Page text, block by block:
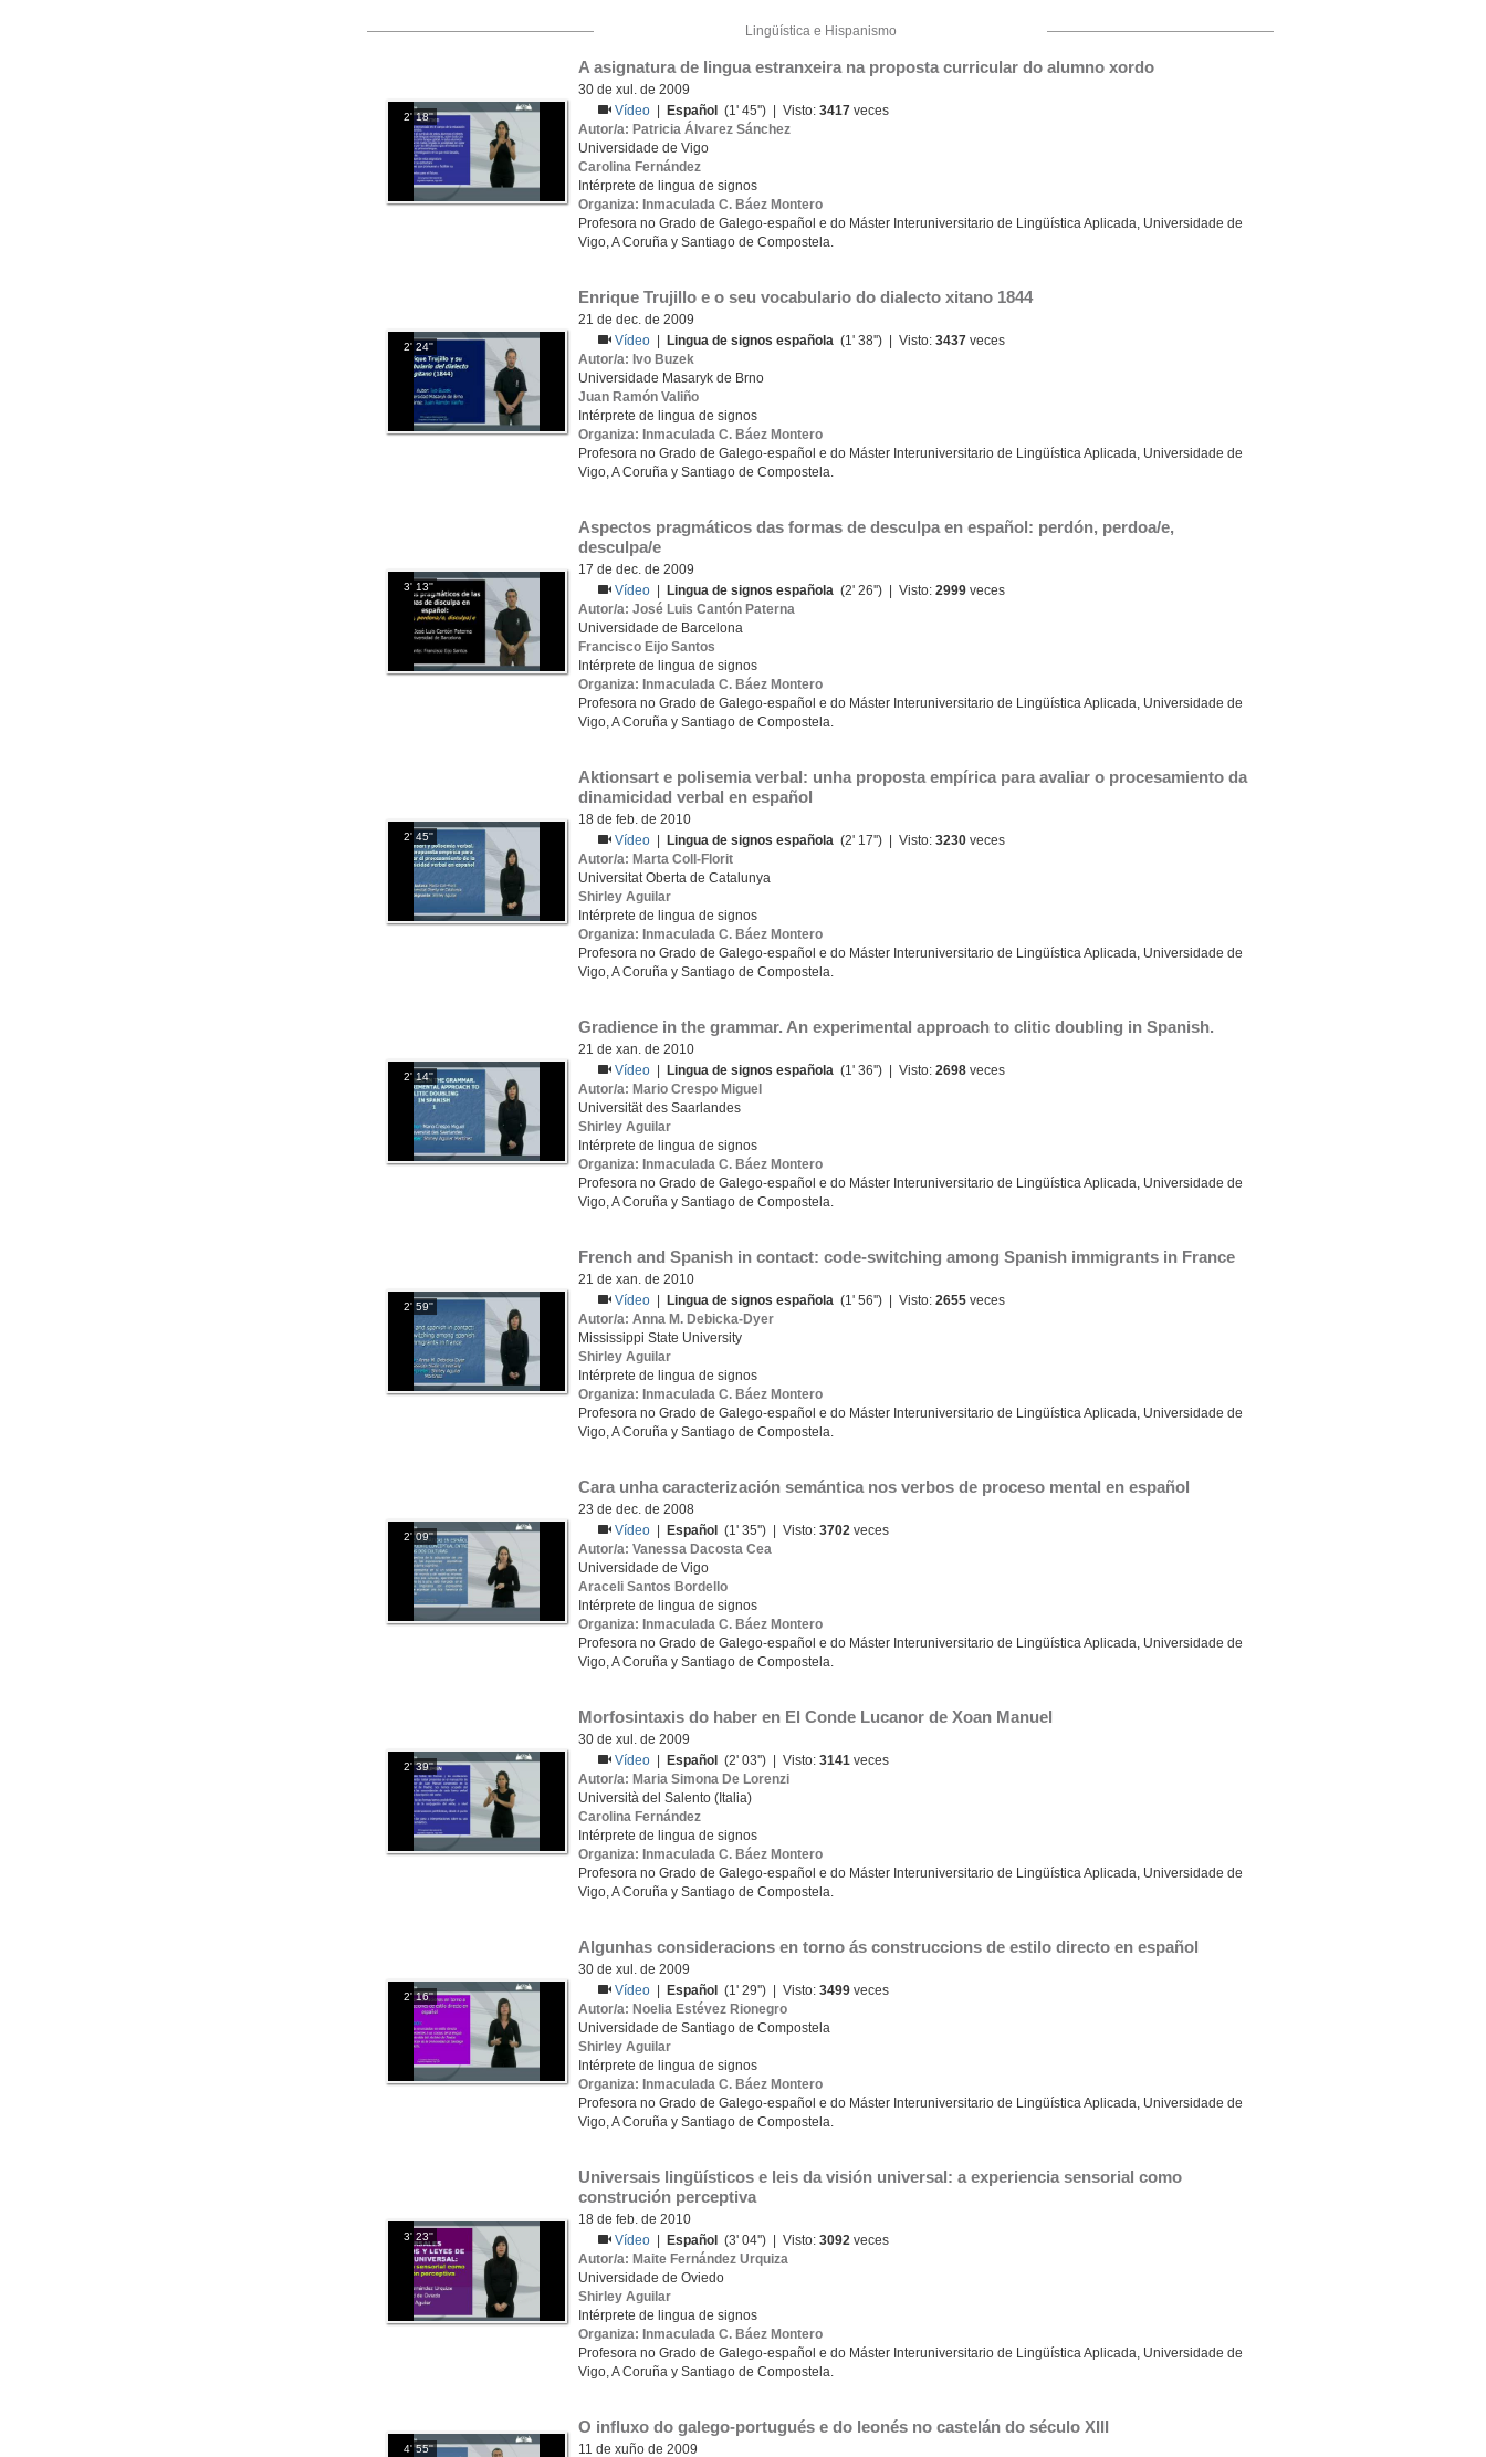
Lingüística e Hispanismo
2' 18''
A asignatura de lingua estranxeira na proposta curricular do alumno xordo
30 de xul. de 2009
Vídeo
Español (1' 45'') | Visto:3417 veces
Autor/a: Patricia Álvarez Sánchez
Universidade de Vigo
Carolina Fernández
Intérprete de lingua de signos
Organiza: Inmaculada C. Báez Montero
Profesora no Grado de Galego-español e do Máster Interuniversitario de Lingüística Aplicada, Universidade de
Vigo, A Coruña y Santiago de Compostela.
2' 24''
Enrique Trujillo e o seu vocabulario do dialecto xitano 1844
21 de dec. de 2009
Vídeo
Lingua de signos española (1' 38'') | Visto:3437 veces
Autor/a: Ivo Buzek
Universidade Masaryk de Brno
Juan Ramón Valiño
Intérprete de lingua de signos
Organiza: Inmaculada C. Báez Montero
Profesora no Grado de Galego-español e do Máster Interuniversitario de Lingüística Aplicada, Universidade de
Vigo, A Coruña y Santiago de Compostela.
3' 13''
Aspectos pragmáticos das formas de desculpa en español: perdón, perdoa/e,
desculpa/e
17 de dec. de 2009
Vídeo
Lingua de signos española (2' 26'') | Visto:2999 veces
Autor/a: José Luis Cantón Paterna
Universidade de Barcelona
Francisco Eijo Santos
Intérprete de lingua de signos
Organiza: Inmaculada C. Báez Montero
Profesora no Grado de Galego-español e do Máster Interuniversitario de Lingüística Aplicada, Universidade de
Vigo, A Coruña y Santiago de Compostela.
2' 45''
Aktionsart e polisemia verbal: unha proposta empírica para avaliar o procesamiento da
dinamicidad verbal en español
18 de feb. de 2010
Vídeo
Lingua de signos española (2' 17'') | Visto:3230 veces
Autor/a: Marta Coll-Florit
Universitat Oberta de Catalunya
Shirley Aguilar
Intérprete de lingua de signos
Organiza: Inmaculada C. Báez Montero
Profesora no Grado de Galego-español e do Máster Interuniversitario de Lingüística Aplicada, Universidade de
Vigo, A Coruña y Santiago de Compostela.
2' 14''
Gradience in the grammar. An experimental approach to clitic doubling in Spanish.
21 de xan. de 2010
Vídeo
Lingua de signos española (1' 36'') | Visto:2698 veces
Autor/a: Mario Crespo Miguel
Universität des Saarlandes
Shirley Aguilar
Intérprete de lingua de signos
Organiza: Inmaculada C. Báez Montero
Profesora no Grado de Galego-español e do Máster Interuniversitario de Lingüística Aplicada, Universidade de
Vigo, A Coruña y Santiago de Compostela.
2' 59''
French and Spanish in contact: code-switching among Spanish immigrants in France
21 de xan. de 2010
Vídeo
Lingua de signos española (1' 56'') | Visto:2655 veces
Autor/a: Anna M. Debicka-Dyer
Mississippi State University
Shirley Aguilar
Intérprete de lingua de signos
Organiza: Inmaculada C. Báez Montero
Profesora no Grado de Galego-español e do Máster Interuniversitario de Lingüística Aplicada, Universidade de
Vigo, A Coruña y Santiago de Compostela.
2' 09''
Cara unha caracterización semántica nos verbos de proceso mental en español
23 de dec. de 2008
Vídeo
Español (1' 35'') | Visto:3702 veces
Autor/a: Vanessa Dacosta Cea
Universidade de Vigo
Araceli Santos Bordello
Intérprete de lingua de signos
Organiza: Inmaculada C. Báez Montero
Profesora no Grado de Galego-español e do Máster Interuniversitario de Lingüística Aplicada, Universidade de
Vigo, A Coruña y Santiago de Compostela.
2' 39''
Morfosintaxis do haber en El Conde Lucanor de Xoan Manuel
30 de xul. de 2009
Vídeo
Español (2' 03'') | Visto:3141 veces
Autor/a: Maria Simona De Lorenzi
Università del Salento (Italia)
Carolina Fernández
Intérprete de lingua de signos
Organiza: Inmaculada C. Báez Montero
Profesora no Grado de Galego-español e do Máster Interuniversitario de Lingüística Aplicada, Universidade de
Vigo, A Coruña y Santiago de Compostela.
2' 16''
Algunhas consideracions en torno ás construccions de estilo directo en español
30 de xul. de 2009
Vídeo
Español (1' 29'') | Visto:3499 veces
Autor/a: Noelia Estévez Rionegro
Universidade de Santiago de Compostela
Shirley Aguilar
Intérprete de lingua de signos
Organiza: Inmaculada C. Báez Montero
Profesora no Grado de Galego-español e do Máster Interuniversitario de Lingüística Aplicada, Universidade de
Vigo, A Coruña y Santiago de Compostela.
3' 23''
Universais lingüísticos e leis da visión universal: a experiencia sensorial como
construción perceptiva
18 de feb. de 2010
Vídeo
Español (3' 04'') | Visto:3092 veces
Autor/a: Maite Fernández Urquiza
Universidade de Oviedo
Shirley Aguilar
Intérprete de lingua de signos
Organiza: Inmaculada C. Báez Montero
Profesora no Grado de Galego-español e do Máster Interuniversitario de Lingüística Aplicada, Universidade de
Vigo, A Coruña y Santiago de Compostela.
4' 55''
O influxo do galego-portugués e do leonés no castelán do século XIII
11 de xuño de 2009